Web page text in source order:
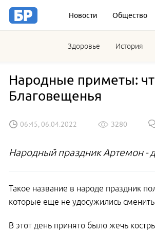
Новости Общество
Здоровье История
Народные приметы:
Благовещенья
06:45, 06.04.2022 3280
Народный праздник Артемон -
Такое название в народе праздник
которые еще не удосужились
В этот день принято было жечь